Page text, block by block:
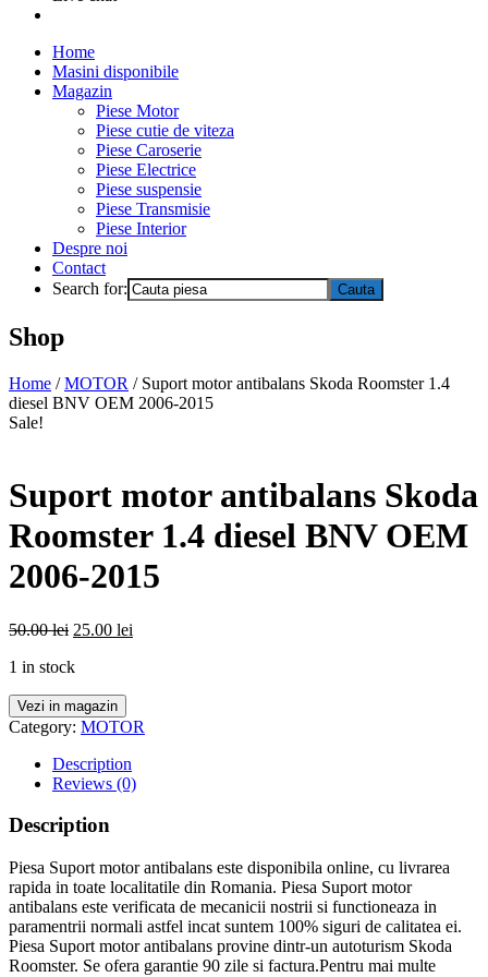
Home
Masini disponibile
Magazin
Piese Motor
Piese cutie de viteza
Piese Caroserie
Piese Electrice
Piese suspensie
Piese Transmisie
Piese Interior
Despre noi
Contact
Search for:
Shop
Home /MOTOR / Suport motor antibalans Skoda Roomster 1.4
diesel BNV OEM 2006-2015
Sale!
Suport motor antibalans Skoda
Roomster 1.4 diesel BNV OEM
2006-2015
50.00lei 25.00 lei
1 in stock
Vezi in magazin
Category: MOTOR
Description
Reviews (0)
Description
Piesa Suport motor antibalans este disponibila online, cu livrarea
rapida in toate localitatile din Romania. Piesa Suport motor
antibalans este verificata de mecanicii nostrii si functioneaza in
paramentrii normali astfel incat suntem 100% siguri de calitatea ei.
Piesa Suport motor antibalans provine dintr-un autoturism Skoda
Roomster. Se ofera garantie 90 zile si factura.Pentru mai multe